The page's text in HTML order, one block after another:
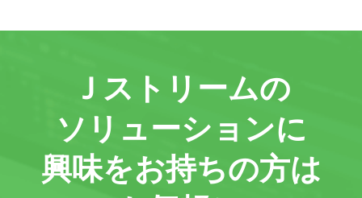
Ｊストリームの
ソリューションに
興味をお持ちの方は